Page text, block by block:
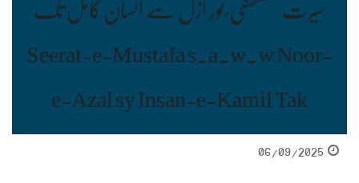
سیرتِ مصطفی ؐ نورِ ازل سے انسانِ کامل تک
Seerat-e-Mustafa s.a.w.w Noor-
e-Azal sy Insan-e-Kamil Tak
06/09/2025